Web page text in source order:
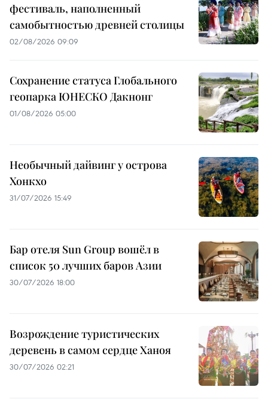
фестиваль, наполненный
самобытностью древней столицы
02/08/2026 09:09
Сохранение статуса Глобального
геопарка ЮНЕСКО Дакнонг
01/08/2026 05:00
Необычный дайвинг у острова
Хонкхо
31/07/2026 15:49
Бар отеля Sun Group вошёл в
список 50 лучших баров Азии
30/07/2026 18:00
Возрождение туристических
деревень в самом сердце Ханоя
30/07/2026 02:21